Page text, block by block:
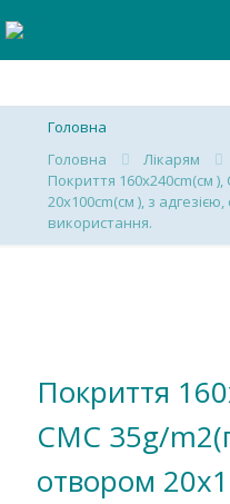
Головна
Головна
Лікарям
Покриття 160х240cm(см
20х100cm(см ), з
використання.
Покриття
СМС 35g/
отвором